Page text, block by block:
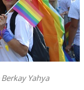
Yahya